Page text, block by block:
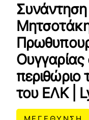
Συνάντηση
Ουγγαρίας
περιθώριο
του ΕΛΚ |